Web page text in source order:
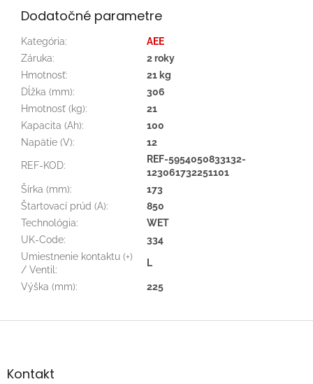
Dodatočné parametre
Kategória:
AEE
Záruka:
2 roky
Hmotnosť:
21 kg
Dĺžka (mm):
306
Hmotnosť (kg):
21
Kapacita (Ah):
100
Napätie (V): 12
REF-KOD:
REF-5954050833132-
123061732251101
Šírka (mm):
173
Štartovací prúd (A):
850
Technológia:
WET
UK-Code:
334
Umiestnenie kontaktu (+)
/ Ventil :
L
Výška (mm): 225
Z
äKontakt